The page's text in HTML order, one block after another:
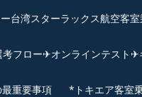
台湾スターラックス航空客
フロー✈オンラインテスト
重要事項 *トキエア客室